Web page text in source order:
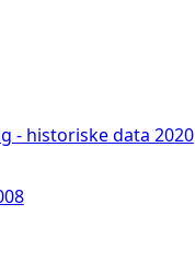
- historiske data 2020